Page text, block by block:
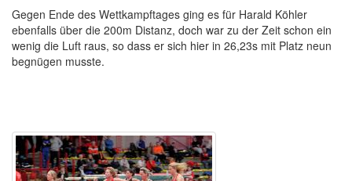
Gegen Ende des Wettkampftages ging es für Harald Köhler
ebenfalls über die 200m Distanz, doch war zu der Zeit schon ein
wenig die Luft raus, so dass er sich hier in 26,23s mit Platz neun
begnügen musste.